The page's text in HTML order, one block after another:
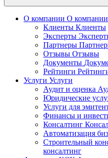
О компании О компании
Клиенты Клиенты
Эксперты
Партнеры
Отзывы Отзывы
Документы
Рейтинги
Услуги Услуги
Аудит и оценка
Юридические
Услуги для
Финансы и
Консалтинг
Автоматизация
Строительный
консалтинг